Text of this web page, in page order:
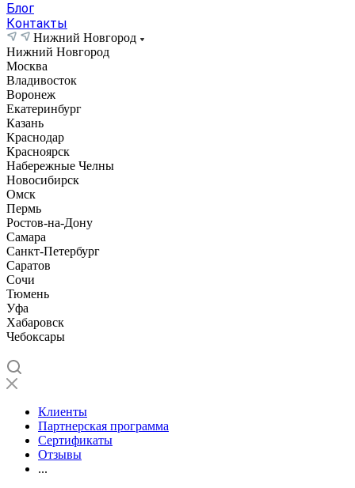
Блог
Контакты
Нижний Новгород
Нижний Новгород
Москва
Владивосток
Воронеж
Екатеринбург
Казань
Краснодар
Красноярск
Набережные Челны
Новосибирск
Омск
Пермь
Ростов-на-Дону
Самара
Санкт-Петербург
Саратов
Сочи
Тюмень
Уфа
Хабаровск
Чебоксары
Клиенты
Партнерская программа
Сертификаты
Отзывы
...